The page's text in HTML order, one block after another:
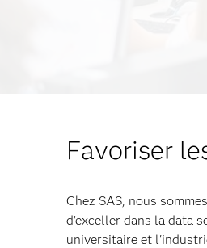
Favoriser
Chez SAS, nous
d'exceller dans la data
universitaire et